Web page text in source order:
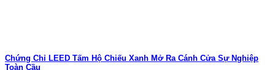
Chứng Chỉ LEED Tấm Hộ Chiếu Xanh Mở Ra Cánh Cửa Sự Nghiệp
Toàn Cầu